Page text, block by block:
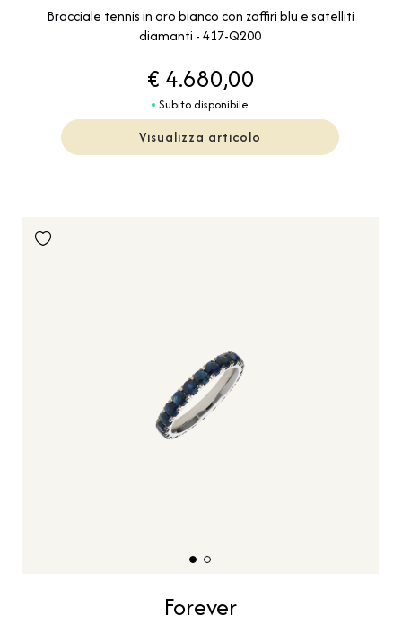
Bracciale tennis in oro bianco con zaffiri blu e satelliti
diamanti - 417-Q200
€ 4.680,00
Subito disponibile
Visualizza articolo
Forever